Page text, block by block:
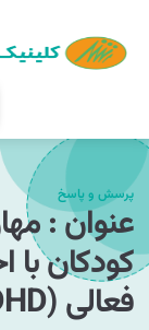
پرسش و پاسخ
عنوان :
کودکان
فعالی (ADHD)